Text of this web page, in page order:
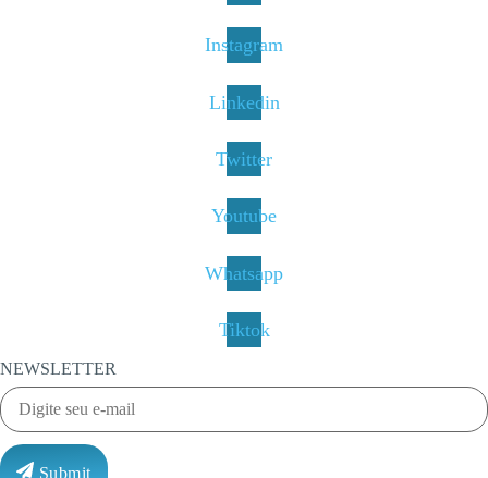
Instagram
Linkedin
Twitter
Youtube
Whatsapp
Tiktok
NEWSLETTER
Submit